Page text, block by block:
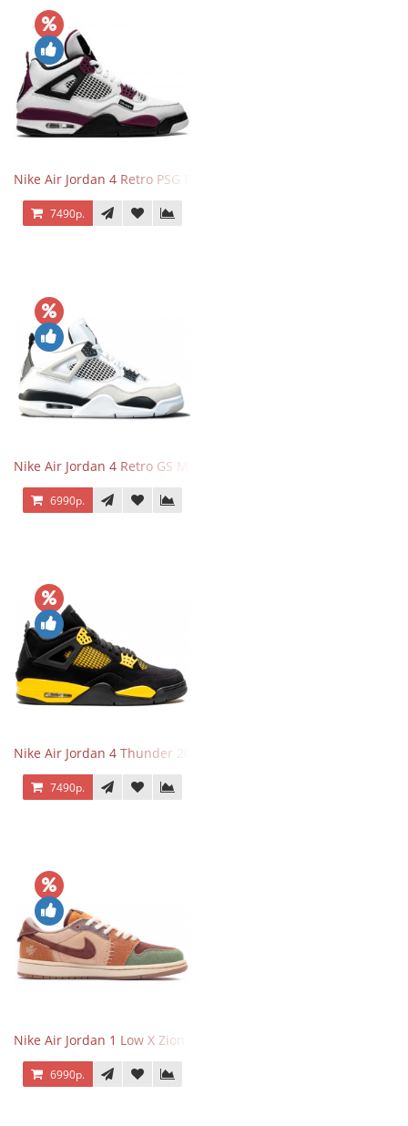
Nike Air Jordan 4 Retro PSG Paris Saint-Germain
7490р.
Nike Air Jordan 4 Retro GS Military Black
6990р.
Nike Air Jordan 4 Thunder 2023
7490р.
Nike Air Jordan 1 Low X Zion Williamson Voodoo
6990р.